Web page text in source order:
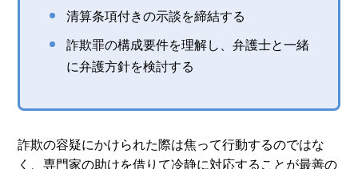
清算条項付きの示談を締結する
詐欺罪の構成要件を理解し、弁護士と一緒
に弁護方針を検討する
詐欺の容疑にかけられた際は焦って行動するのではな
く、専門家の助けを借りて冷静に対応することが最善の